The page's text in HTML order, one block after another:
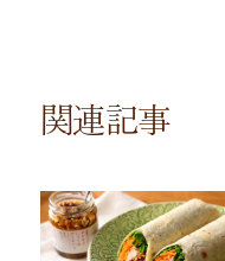
関連記事